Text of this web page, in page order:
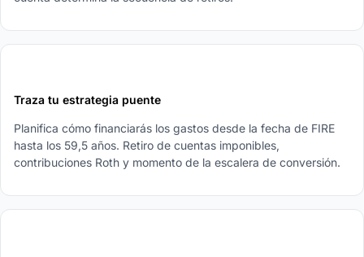
Traza tu estrategia puente
Planifica cómo financiarás los gastos desde la fecha de FIRE
hasta los 59,5 años. Retiro de cuentas imponibles,
contribuciones Roth y momento de la escalera de conversión.